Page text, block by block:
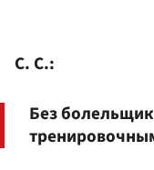
С. С.:
Без